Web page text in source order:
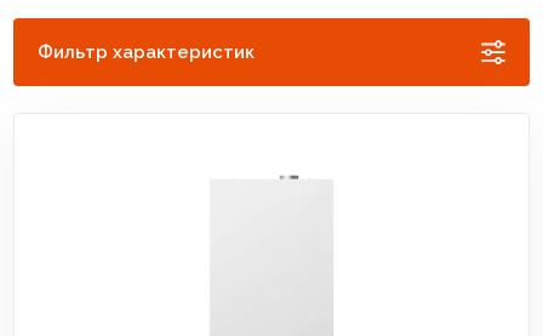
Фильтр характеристик